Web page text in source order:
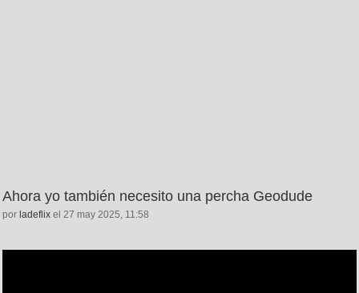
Ahora yo también necesito una percha Geodude
por ladeflix el 27 may 2025, 11:58